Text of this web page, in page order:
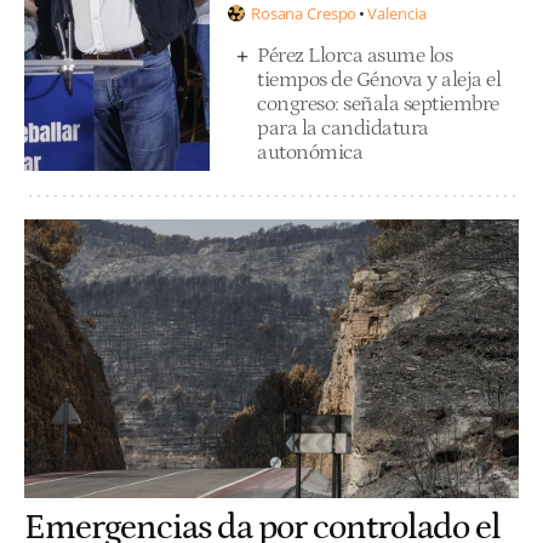
Rosana Crespo Valencia
Pérez Llorca asume los
tiempos de Génova y aleja el
congreso: señala septiembre
para la candidatura
autonómica
Emergencias da por controlado el